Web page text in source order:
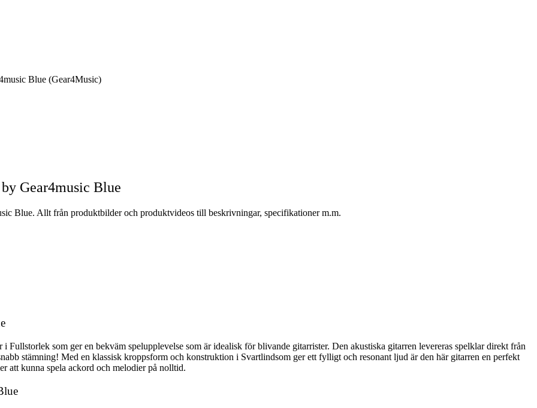
Blue (Gear4Music)
Gear4music Blue
Blue. Allt från produktbilder och produktvideos till beskrivningar, specifikationer m.m.
som ger en bekväm spelupplevelse som är idealisk för blivande gitarrister. Den akustiska gitarren levereras spelklar direkt från
stämning! Med en klassisk kroppsform och konstruktion i Svartlindsom ger ett fylligt och resonant ljud är den här gitarren en perfekt
att kunna spela ackord och melodier på nolltid.